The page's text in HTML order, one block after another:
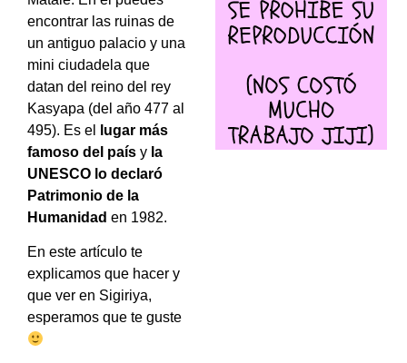
encontrar las ruinas de
un antiguo palacio y una
mini ciudadela que
datan del reino del rey
Kasyapa (del año 477 al
495). Es el
lugar más
famoso del país y la
UNESCO lo declaró
Patrimonio de la
Humanidad en 1982.
En este artículo te
explicamos que hacer y
que ver en Sigiriya,
esperamos que te guste